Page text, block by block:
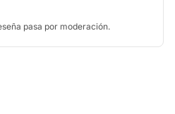
pasa por moderación.